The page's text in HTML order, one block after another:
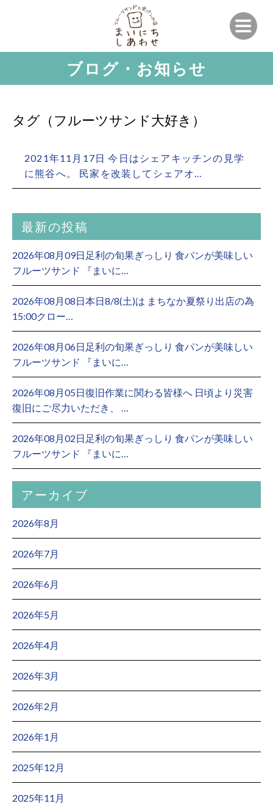
ブログ・お知らせ
タグ（フルーツサンド大好き）
2021年11月17日 今日はシェアキッチンの見学
に熊谷へ。 民家を改装してシェアオ…
最新の投稿
2026年08月09日足利の旬果ぎっしり 食パンが美味しい
フルーツサンド 『まいに…
2026年08月08日本日8/8(土)は まちなか夏祭り出店の為
15:00クロー…
2026年08月06日足利の旬果ぎっしり 食パンが美味しい
フルーツサンド 『まいに…
2026年08月05日復旧作業に関わる皆様へ 日頃より災害
復旧にご尽力いただき、 …
2026年08月02日足利の旬果ぎっしり 食パンが美味しい
フルーツサンド 『まいに…
アーカイブ
2026年8月
2026年7月
2026年6月
2026年5月
2026年4月
2026年3月
2026年2月
2026年1月
2025年12月
2025年11月